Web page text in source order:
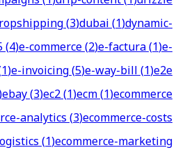
(3)dubai(1)dynamic-
(4)e-commerce(2)e-factura(1)e-
1)e-invoicing(5)e-way-bill(1)e2e
ebay(3)ec2(1)ecm(1)ecommerce
analytics(3)ecommerce-costs
(1)ecommerce-marketing